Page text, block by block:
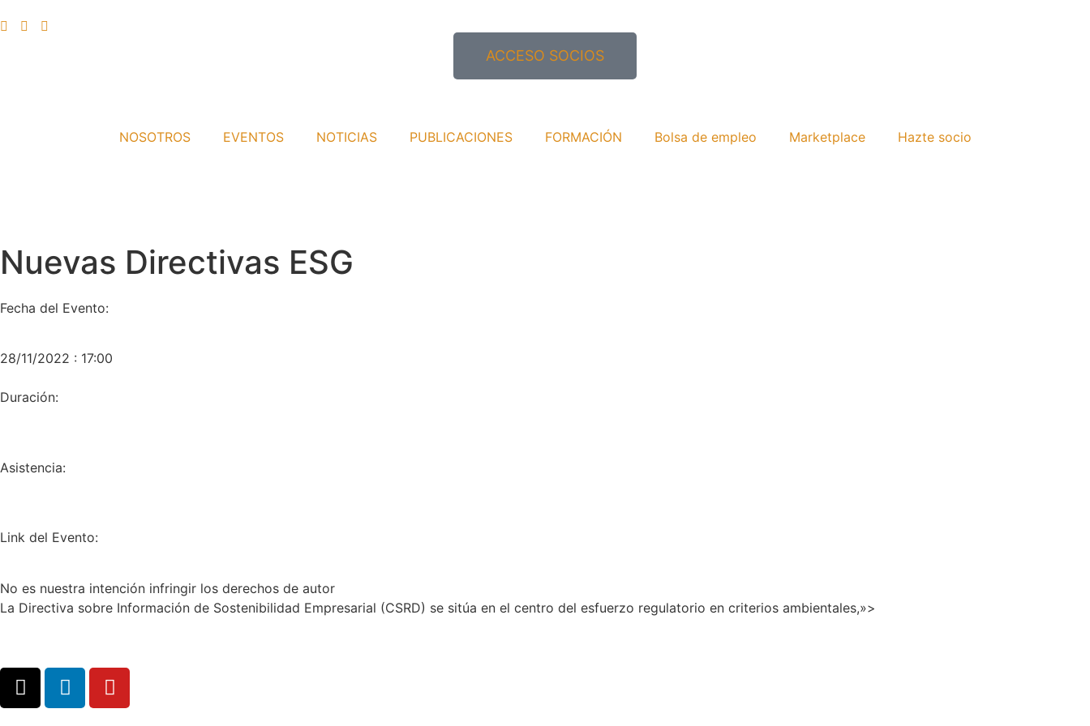
ACCESO SOCIOS
NOSOTROS EVENTOS NOTICIAS PUBLICACIONES FORMACIÓN Bolsa de empleo Marketplace Hazte socio
Nuevas Directivas ESG
Fecha del Evento:
28/11/2022 : 17:00
Duración:
Asistencia:
Link del Evento:
No es nuestra intención infringir los derechos de autor
La Directiva sobre Información de Sostenibilidad Empresarial (CSRD) se sitúa en el centro del esfuerzo regulatorio en criterios ambientales,»>